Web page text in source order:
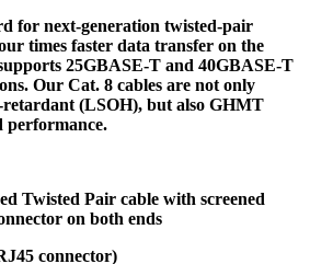
for next-generation twisted-pair
times faster data transfer on the
25GBASE-T and 40GBASE-T
Our Cat. 8 cables are not only
retardant (LSOH), but also GHMT
performance.
Twisted Pair cable with screened
on both ends
connector)